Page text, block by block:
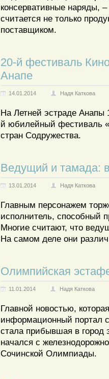
консервативные наряды,
считается не только
поставщиком.
20-й фестиваль
Анапе
14.01.2014 Надя Каткова
На Летней эстраде Анапы
й юбилейный фестиваль
стран Содружества.
Ведущий и тамада:
13.01.2014 Надя Каткова
Главным персонажем
исполнитель, способный
Многие считают, что
На самом деле они
Олимпийская
11.01.2014 Надя Каткова
Главной новостью,
информационный портал
стала прибывшая в город
начался с
Сочинской Олимпиады.